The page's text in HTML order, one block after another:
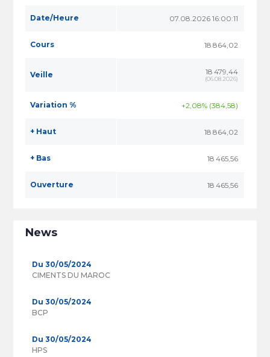
Date/Heure 07.08.2026 16:00:11
Cours 18 864,02
Veille 18 479,44
(06.08.2026)
Variation % +2,08% (384,58)
+ Haut 18 864,02
+ Bas 18 465,56
Ouverture 18 465,56
News
Du 30/05/2024
CIMENTS DU MAROC
Du 30/05/2024
BCP
Du 30/05/2024
HPS